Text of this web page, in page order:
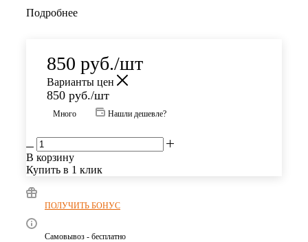
Подробнее
850 руб./шт
Варианты цен
850 руб./шт
Много Нашли дешевле?
В корзину
Купить в 1 клик
ПОЛУЧИТЬ БОНУС
Самовывоз - бесплатно